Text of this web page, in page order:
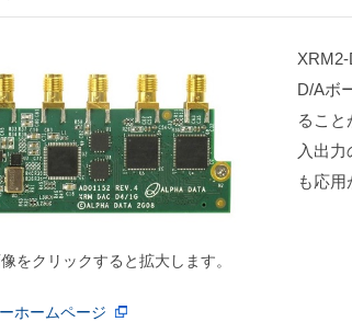
をクリックすると拡大します。
ホームページ
D/Aボ
るこ
入出
も応用